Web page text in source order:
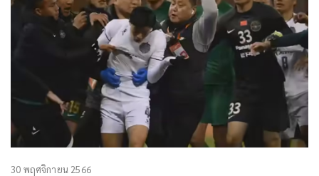
เกมเอเอฟซี แชมเปียนส์ ลีก รอบแบ่งกลุ่ม
30 พฤศจิกายน 2566